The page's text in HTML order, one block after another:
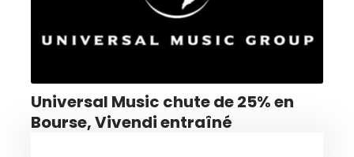
Universal Music chute de 25% en
Bourse, Vivendi entraîné